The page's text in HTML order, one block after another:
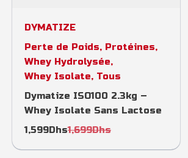
DYMATIZE
Perte de Poids, Protéines,
Whey Hydrolysée,
Whey Isolate, Tous
Dymatize ISO100 2.3kg –
Whey Isolate Sans Lactose
1,699Dhs
1,599Dhs